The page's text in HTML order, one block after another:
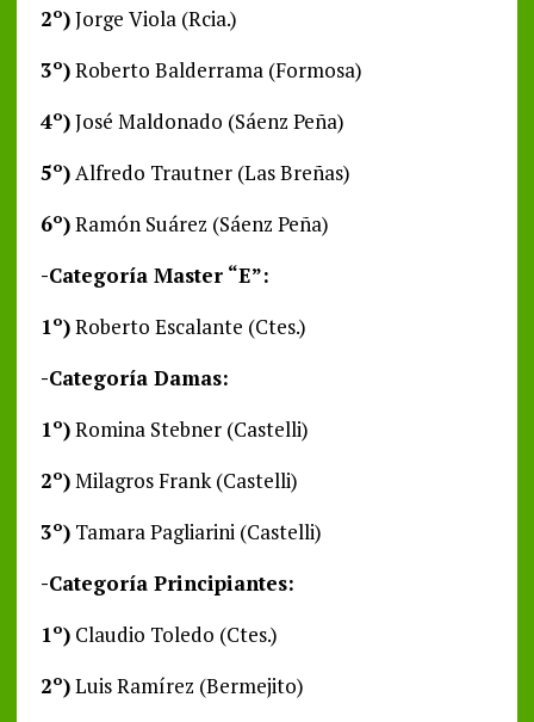
2º)Jorge Viola (Rcia.)
3º)Roberto Balderrama (Formosa)
4º)José Maldonado (Sáenz Peña)
5º)Alfredo Trautner (Las Breñas)
6º)Ramón Suárez (Sáenz Peña)
-Categoría Master “E”:
1º)Roberto Escalante (Ctes.)
-Categoría Damas:
1º)Romina Stebner (Castelli)
2º)Milagros Frank (Castelli)
3º)Tamara Pagliarini (Castelli)
-Categoría Principiantes:
1º)Claudio Toledo (Ctes.)
2º)Luis Ramírez (Bermejito)